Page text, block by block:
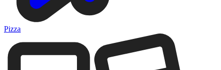
Pizza